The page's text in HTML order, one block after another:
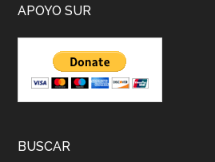
APOYO SUR
BUSCAR